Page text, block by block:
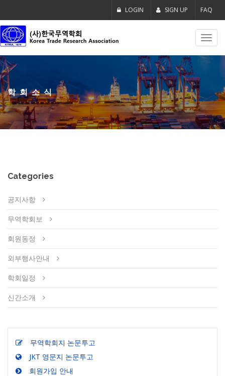
LOGIN SIGN UP FAQ
학회소식
Categories
공지사항
무역학회보
회원동정
외부행사안내
학회일정
신간소개
무역학회지 논문투고
JKT 영문지 논문투고
회원가입 안내